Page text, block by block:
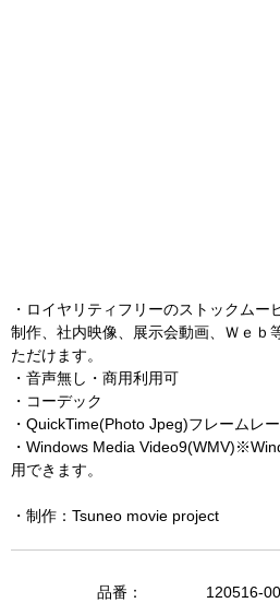
・ロイヤリティフリーのストックムー
制作、社内映像、展示会動画、Ｗｅｂ
ただけます。
・音声無し・商用利用可
・コーデック
・QuickTime(Photo Jpeg)フレームレ
・Windows Media
用できます。
・制作：Tsuneo movie project
品番：
120516-